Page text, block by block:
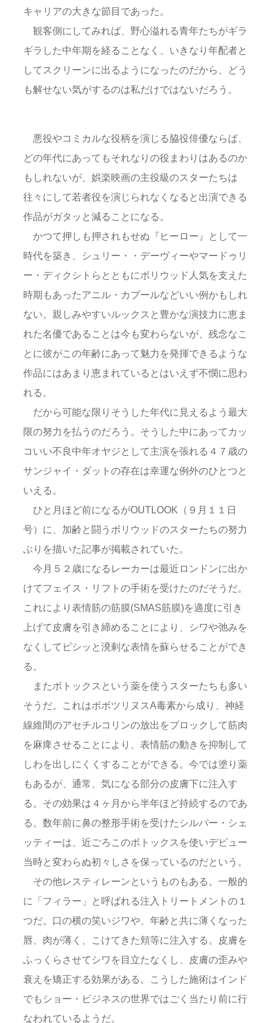
キャリアの大きな節目であった。
観客側にしてみれば、野心溢れる青年たちがギラ
ギラした中年期を経ることなく、いきなり年配者と
してスクリーンに出るようになったのだから、どう
も解せない気がするのは私だけではないだろう。
悪役やコミカルな役柄を演じる脇役俳優ならば、
どの年代にあってもそれなりの役まわりはあるのか
もしれないが、娯楽映画の主役級のスターたちは
往々にして若者役を演じられなくなると出演できる
作品がガタッと減ることになる。
かつて押しも押されもせぬ『ヒーロー』として一
時代を築き、シュリー・・デーヴィーやマードゥリ
ー・ディクシトらとともにボリウッド人気を支えた
時期もあったアニル・カプールなどいい例かもしれ
ない。親しみやすいルックスと豊かな演技力に恵ま
れた名優であることは今も変わらないが、残念なこ
とに彼がこの年齢にあって魅力を発揮できるような
作品にはあまり恵まれているとはいえず不憫に思わ
れる。
だから可能な限りそうした年代に見えるよう最大
限の努力を払うのだろう。そうした中にあってカッ
コいい不良中年オヤジとして主演を張れる４７歳の
サンジャイ・ダットの存在は幸運な例外のひとつと
いえる。
ひと月ほど前になるがOUTLOOK（９月１１日
号）に、加齢と闘うボリウッドのスターたちの努力
ぶりを描いた記事が掲載されていた。
今月５２歳になるレーカーは最近ロンドンに出か
けてフェイス・リフトの手術を受けたのだそうだ。
これにより表情筋の筋膜(SMAS筋膜)を適度に引き
上げて皮膚を引き締めることにより、シワや弛みを
なくしてピシッと溌剌な表情を蘇らせることができ
る。
またボトックスという薬を使うスターたちも多い
そうだ。これはボボツリヌスA毒素から成り、神経
線維間のアセチルコリンの放出をブロックして筋肉
を麻痺させることにより、表情筋の動きを抑制して
しわを出しにくくすることができる。今では塗り薬
もあるが、通常、気になる部分の皮膚下に注入す
る。その効果は４ヶ月から半年ほど持続するのであ
る。数年前に鼻の整形手術を受けたシルパー・シェ
ッティーは、近ごろこのボトックスを使いデビュー
当時と変わらぬ初々しさを保っているのだという。
その他レスティレーンというものもある。一般的
に「フィラー」と呼ばれる注入トリートメントの１
つだ。口の横の笑いジワや、年齢と共に薄くなった
唇、肉が薄く、こけてきた頬等に注入する。皮膚を
ふっくらさせてシワを目立たなくし、皮膚の歪みや
衰えを矯正する効果がある。こうした施術はインド
でもショー・ビジネスの世界ではごく当たり前に行
なわれているようだ。